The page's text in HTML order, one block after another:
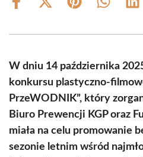
Share
Share
(Twitter)
Share Share
W dniu 14 października
konkursu plastyczno-
PrzeWODNIK”, który
Biuro Prewencji KGP oraz
miała na celu promowanie
sezonie letnim wśród